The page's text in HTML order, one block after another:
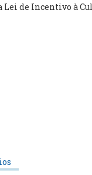
Lei de Incentivo à